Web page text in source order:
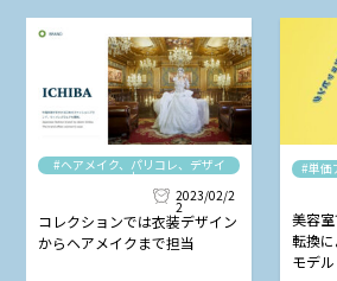
#ヘアメイク、パリコレ、デザイ
ナー
2023/02/2
2
コレクションでは衣装デザイン
からヘアメイクまで担当
#単価
美容
転換
モデル